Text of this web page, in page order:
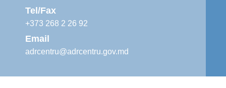
Tel/Fax
+373 268 2 26 92
Email
adrcentru@adrcentru.gov.md